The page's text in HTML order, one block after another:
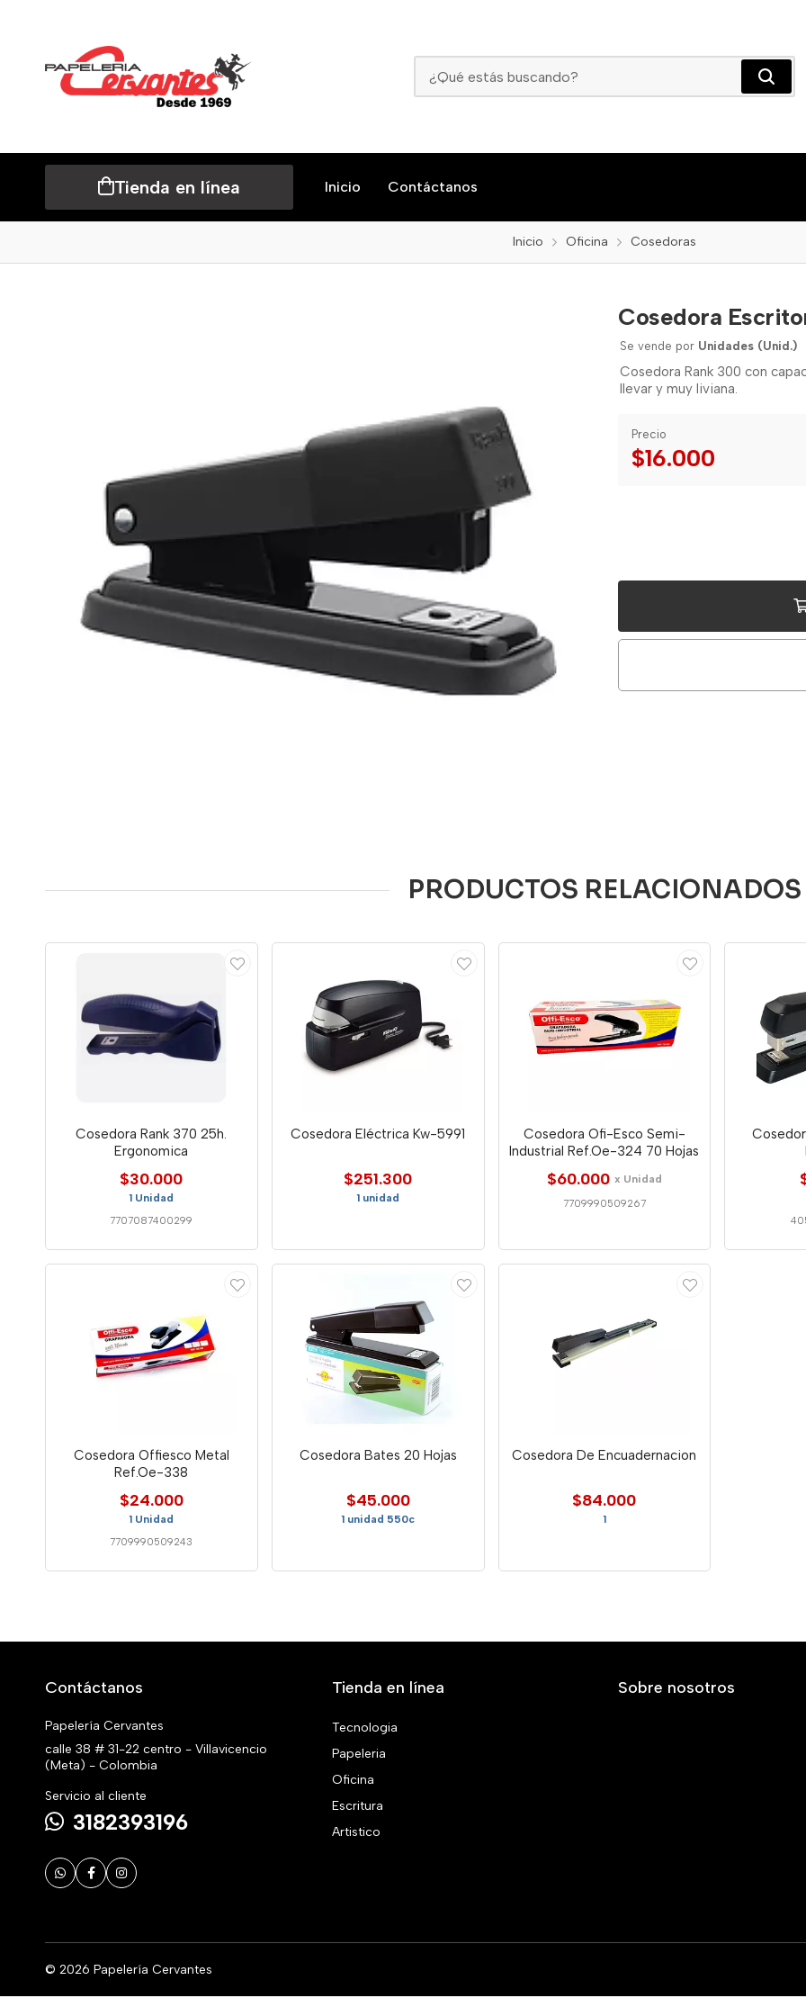
Tienda en línea Inicio Contáctanos
Inicio Oficina Cosedoras
Cosedora
Se vende por Unidades (Unid.)
Cosedora Rank 300 con
llevar y muy liviana.
Precio
$16.000
PRODUCTOS RELACIONADOS
Cosedora Rank 370 25h.
Ergonomica
$30.000
1 Unidad
7707087400299
Cosedora Eléctrica Kw-5991
$251.300
1 unidad
Cosedora Ofi-Esco Semi-
Industrial Ref.Oe-324 70 Hojas
$60.000 x Unidad
7709990509267
Cosedora Offiesco Metal
Ref.Oe-338
$24.000
1 Unidad
7709990509243
Cosedora Bates 20 Hojas
$45.000
1 unidad 550c
Cosedora De Encuadernacion
$84.000
1
Contáctanos
Papelería Cervantes
calle 38 # 31-22 centro - Villavicencio
(Meta) - Colombia
Servicio al cliente
3182393196
Tienda en línea
Tecnologia
Papeleria
Oficina
Escritura
Artistico
Sobre nosotros
© 2026 Papelería Cervantes